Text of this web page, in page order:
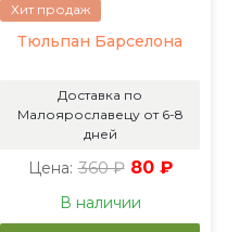
Хит продаж
Тюльпан Барселона
Доставка по
Малоярославецу от 6-8
дней
Цена: 360 ₽ 80 ₽
В наличии